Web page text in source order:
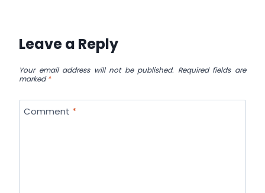
Leave a Reply
Your email address will not be published. Required fields are
marked*
Comment *